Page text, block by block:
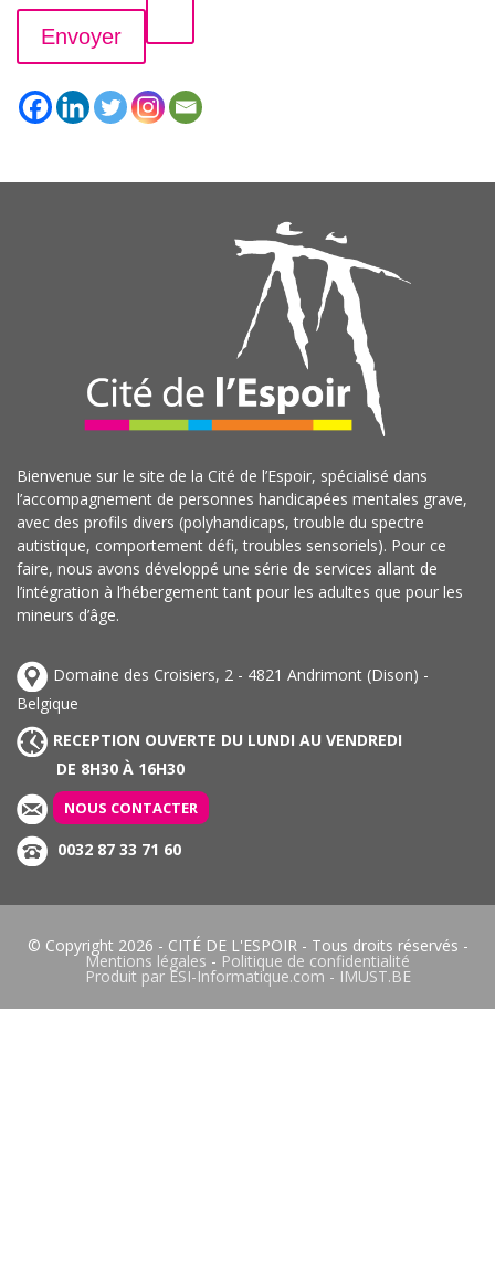
Bienvenue sur le site de la Cité de l’Espoir, spécialisé dans
l’accompagnement de personnes handicapées mentales grave,
avec des profils divers (polyhandicaps, trouble du spectre
autistique, comportement défi, troubles sensoriels). Pour ce
faire, nous avons développé une série de services allant de
l’intégration à l’hébergement tant pour les adultes que pour les
mineurs d’âge.
Domaine des Croisiers, 2 - 4821 Andrimont (Dison) -
Belgique
RECEPTION OUVERTE DU LUNDI AU VENDREDI
DE 8H30 À 16H30
NOUS CONTACTER
0032 87 33 71 60
© Copyright 2026 - CITÉ DE L'ESPOIR- Tous droits réservés -
Mentions légales - Politique de confidentialité
Produit par ESI-Informatique.com - IMUST.BE